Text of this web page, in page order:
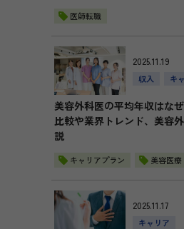
医師転職
2025.11.19
収入 キ
美容外科医の平均年収はな
比較や業界トレンド、美容
説
キャリアプラン 美容医療
2025.11.17
キャリア